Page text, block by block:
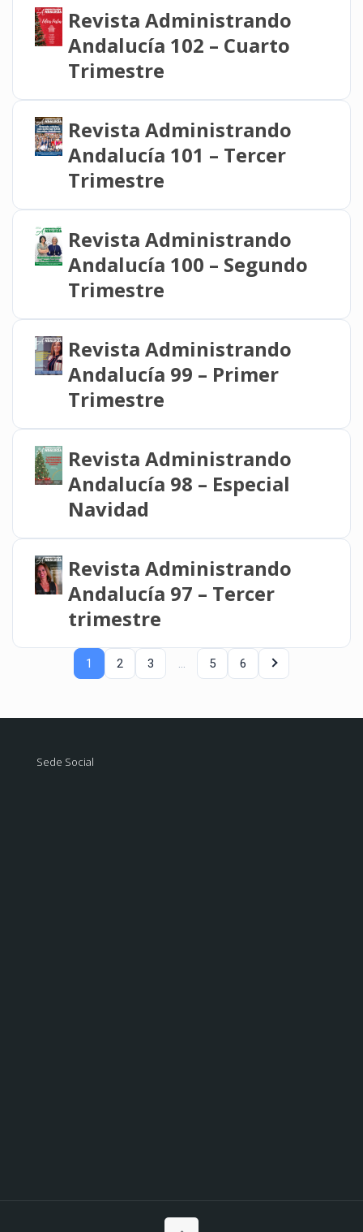
Revista Administrando
Andalucía 102 – Cuarto
Trimestre
Revista Administrando
Andalucía 101 – Tercer
Trimestre
Revista Administrando
Andalucía 100 – Segundo
Trimestre
Revista Administrando
Andalucía 99 – Primer
Trimestre
Revista Administrando
Andalucía 98 – Especial
Navidad
Revista Administrando
Andalucía 97 – Tercer
trimestre
1 2 3 5 6
Sede Social